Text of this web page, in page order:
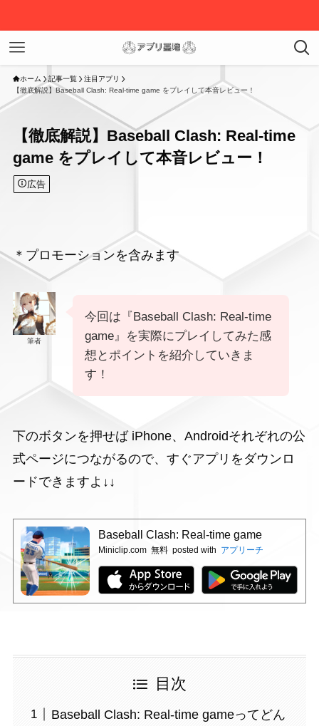
ホーム 記事一覧
注目アプリ
【徹底解説】Baseball Clash: Real-time game をプレイして本音レビュー！
【徹底解説】Baseball Clash: Real-time
game をプレイして本音レビュー！
広告
＊プロモーションを含みます
筆者
今回は『Baseball Clash: Real-time
game』を実際にプレイしてみた感
想とポイントを紹介していきま
す！
下のボタンを押せば iPhone、Androidそれぞれの公
式ページにつながるので、すぐアプリをダウンロ
ードできますよ↓↓
Baseball Clash: Real-time game
Miniclip.com 無料 posted with アプリーチ
目次
Baseball Clash: Real-time gameってどん